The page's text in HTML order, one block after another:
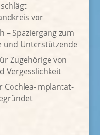
vor
– Spaziergang zum
und Unterstützende
Zugehörige von
Vergesslichkeit
Cochlea-Implantat-